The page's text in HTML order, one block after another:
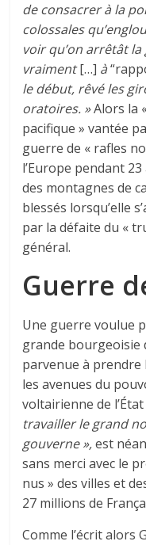
de consacrer à la
colossales
voir qu’on arrêtât
vraiment[…] à
le début, rêvé les
oratoires. »Alors la
pacifique » vantée
guerre de « rafles
l’Europe pendant
des montagnes de
blessés lorsqu’elle
par la défaite du «
général.
Guerre
Une guerre voulue
grande bourgeoisie
parvenue à prendre
les avenues du
voltairienne de l’État
travailler le grand
gouverne »,est
sans merci avec le
nus » des villes et
27 millions de
Comme l’écrit alors